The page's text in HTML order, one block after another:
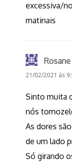
excessiva/
matinais
21/02/2021 às
Sinto muita
nós
As dores
de um lado
Só girando